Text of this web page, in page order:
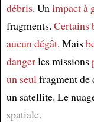
débris. Unimpact à
fragments. Certains
aucun dégât. Mais
dangerles missions
un seulfragment de
un satellite. Le
spatiale.